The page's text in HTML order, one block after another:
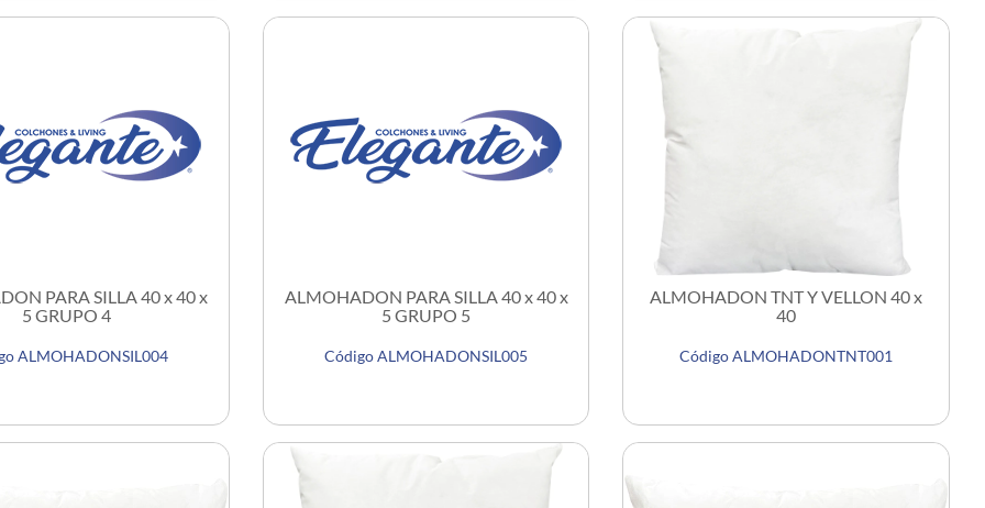
PARA SILLA 40 x 40 x
5 GRUPO 4
ALMOHADONSIL004
ALMOHADON PARA SILLA 40 x 40 x
5 GRUPO 5
Código ALMOHADONSIL005
ALMOHADON TNT Y VELLON 40 x
40
Código ALMOHADONTNT001